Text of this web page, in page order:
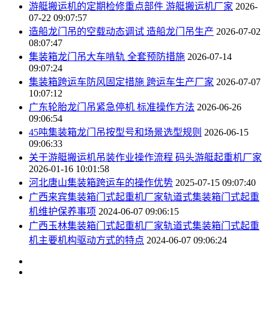
游艇搬运机的定期检修重点部件 游艇搬运机厂家 2026-
07-22 09:07:57
造船龙门吊的空载动态调试 造船龙门吊生产 2026-07-02
08:07:47
集装箱龙门吊大车啃轨 全套预防措施 2026-07-14
09:07:24
集装箱跨运车防风固定措施 跨运车生产厂家 2026-07-07
10:07:12
广东轮胎龙门吊紧急停机 标准操作方法 2026-06-26
09:06:54
45吨集装箱龙门吊按型号和场景选型规则 2026-06-15
09:06:33
关于游艇搬运机吊装作业操作流程 码头游艇起重机厂家
2026-01-16 10:01:58
河北唐山集装箱跨运车的操作优势 2025-07-15 09:07:40
广西来宾集装箱门式起重机厂家轨道式集装箱门式起重
机维护保养事项 2024-06-07 09:06:15
广西玉林集装箱门式起重机厂家轨道式集装箱门式起重
机主要机构驱动方式的特点 2024-06-07 09:06:24